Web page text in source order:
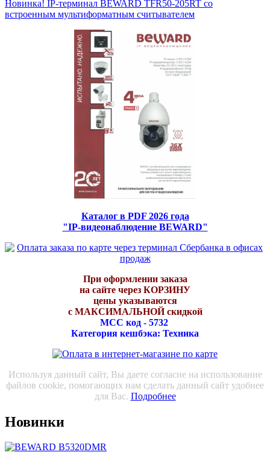
Новинка! IP-терминал BEWARD TFR50-205RT со
встроенным мультиформатным считывателем
Каталог в PDF 2026 года
"IP-видеонаблюдение BEWARD"
При оформлении заказа
на сайте через КОРЗИНУ
цены указываются
с МАКСИМАЛЬНОЙ скидкой
МСС код - 5732
Категория кешбэка: Техника
Используя данный сайт, Вы даете согласие на использование
файлов cookie, помогающих нам сделать данный сайт удобнее
для Вас. Подробнее
Новинки